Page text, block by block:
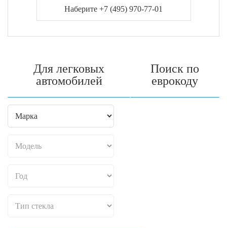
Наберите +7 (495) 970-77-01
Для легковых
автомобилей
Поиск по
еврокоду